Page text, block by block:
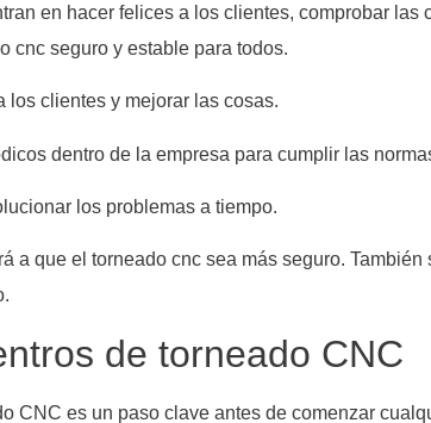
en hacer felices a los clientes, comprobar las
cnc seguro y estable para todos.
los clientes y mejorar las cosas.
dentro de la empresa para cumplir las
los problemas a tiempo.
a que el torneado cnc sea más seguro. También
de torneado CNC
CNC es un paso clave antes de comenzar